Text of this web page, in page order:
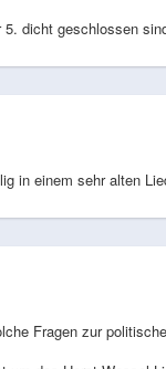
dicht geschlossen
in einem sehr alten
Fragen zur